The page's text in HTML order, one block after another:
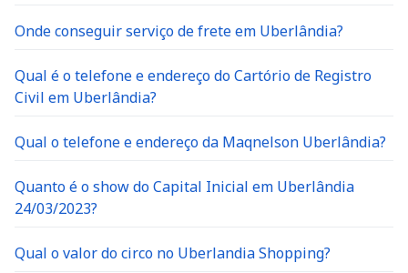
Onde conseguir serviço de frete em Uberlândia?
Qual é o telefone e endereço do Cartório de Registro
Civil em Uberlândia?
Qual o telefone e endereço da Maqnelson Uberlândia?
Quanto é o show do Capital Inicial em Uberlândia
24/03/2023?
Qual o valor do circo no Uberlandia Shopping?